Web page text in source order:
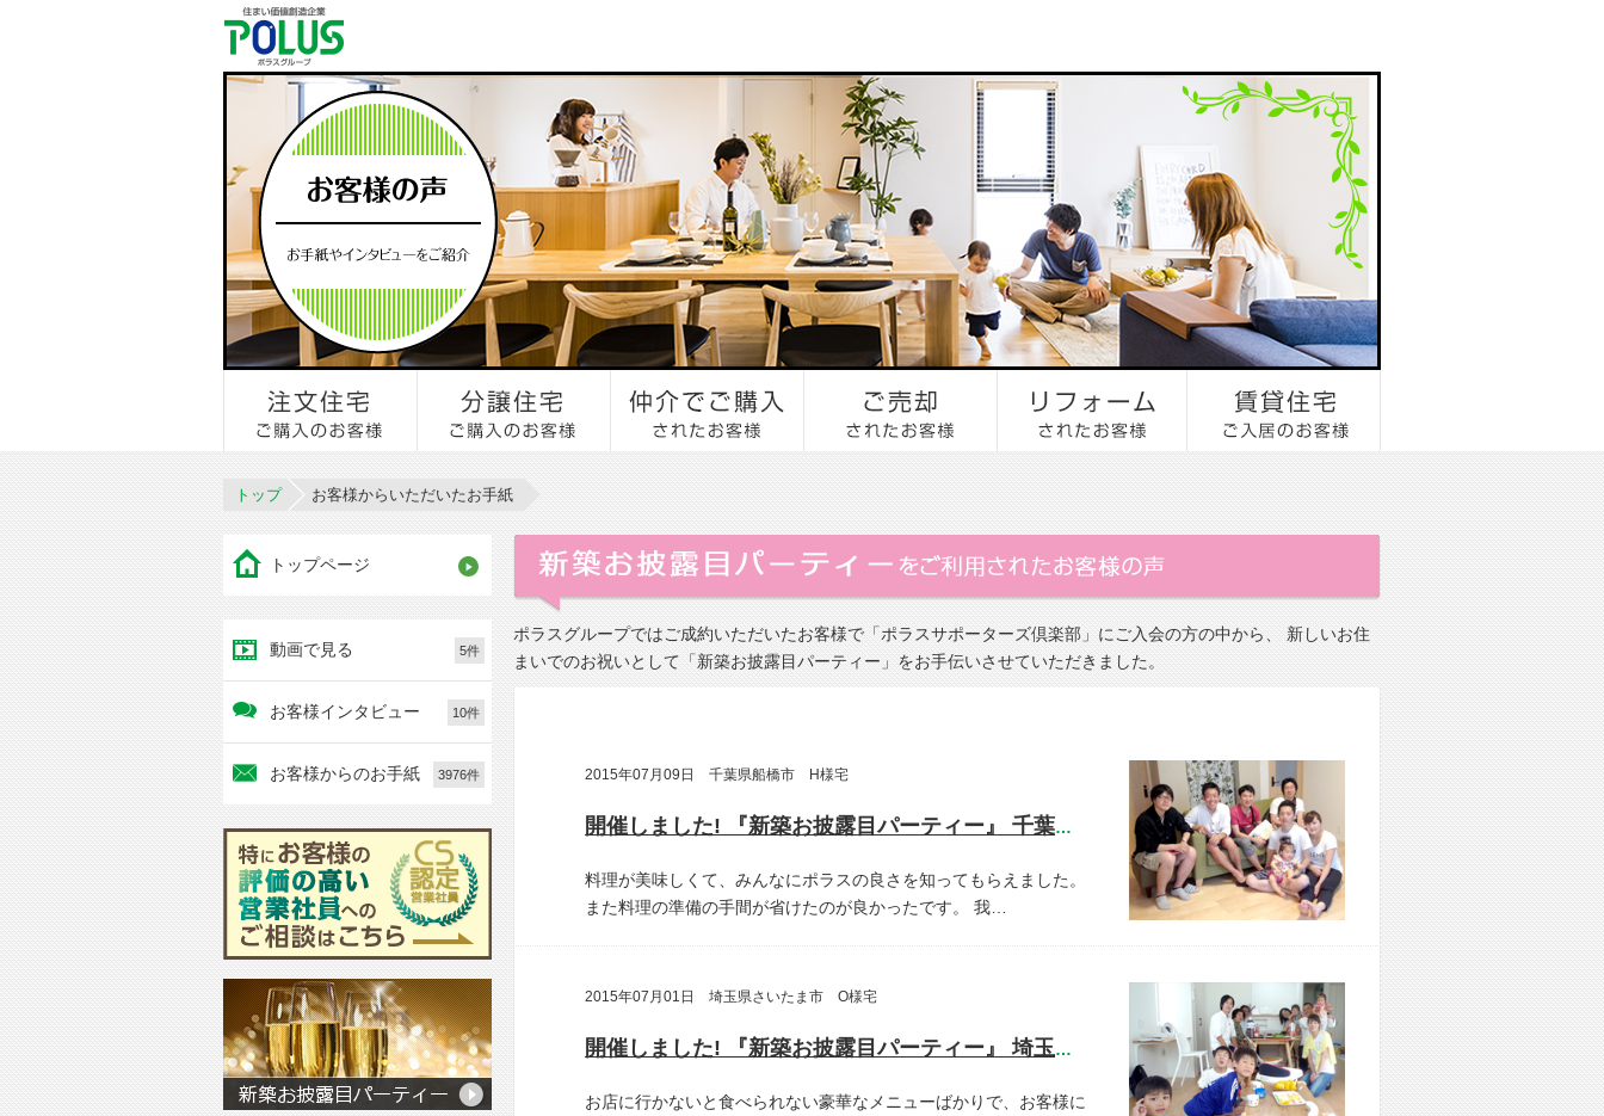
トップ お客様からいただいたお手紙
ポラスグループではご成約いただいたお客様で「ポラスサポーターズ倶楽部」にご入会の方の中から、 新しいお住
まいでのお祝いとして「新築お披露目パーティー」をお手伝いさせていただきました。
2015年07月09日 千葉県船橋市 H様宅
開催しました! 『新築お披露目パーティー』 千葉県船橋市 H様宅
料理が美味しくて、みんなにポラスの良さを知ってもらえました。
また料理の準備の手間が省けたのが良かったです。
我…
2015年07月01日 埼玉県さいたま市 O様宅
開催しました! 『新築お披露目パーティー』 埼玉県さいたま市 O様宅
お店に行かないと食べられない豪華なメニューばかりで、お客様に
トップページ
動画で見る 5件
お客様インタビュー 10件
お客様からのお手紙 3976件